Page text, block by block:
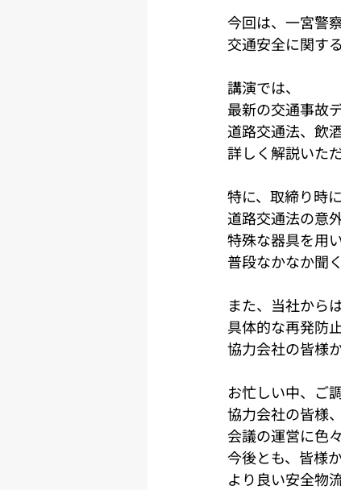
今回は、一宮警
交通安全に関す
講演では、
最新の交通事故
道路交通法、飲
詳しく解説いた
特に、取締り時
道路交通法の意
特殊な器具を用
普段なかなか聞
また、当社から
具体的な再発防
協力会社の皆様
お忙しい中、ご
協力会社の皆様
会議の運営に色
今後とも、皆様
より良い安全物